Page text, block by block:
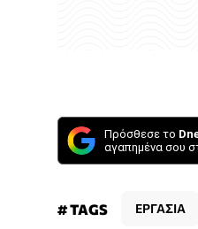
Πρόσθεσε το
αγαπημένα σου
# TAGS ΕΡΓΑΣΙΑ